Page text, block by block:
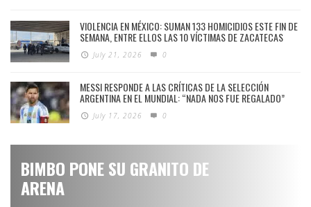
VIOLENCIA EN MÉXICO: SUMAN 133 HOMICIDIOS ESTE FIN DE
SEMANA, ENTRE ELLOS LAS 10 VÍCTIMAS DE ZACATECAS
July 21, 2026 0
MESSI RESPONDE A LAS CRÍTICAS DE LA SELECCIÓN
ARGENTINA EN EL MUNDIAL: “NADA NOS FUE REGALADO”
July 17, 2026 0
BIMBO PONE SU GRANITO DE
ARENA